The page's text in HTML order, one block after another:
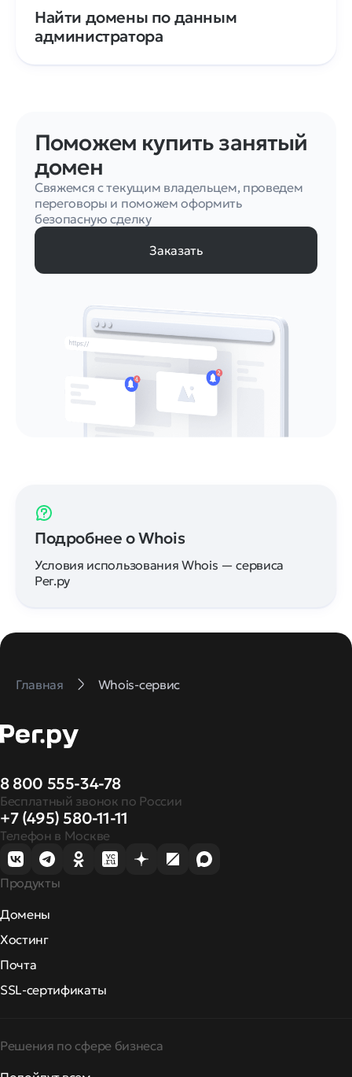
Найти домены по данным
администратора
Поможем купить занятый
домен
Свяжемся с текущим владельцем, проведем
переговоры и поможем оформить
безопасную сделку
Заказать
Подробнее о Whois
Условия использования Whois — сервиса
Рег.ру
Главная Whois-сервис
8 800 555-34-78
Бесплатный звонок по России
+7 (495) 580-11-11
Телефон в Москве
Продукты
Домены
Хостинг
Почта
SSL-сертификаты
Решения по сфере бизнеса